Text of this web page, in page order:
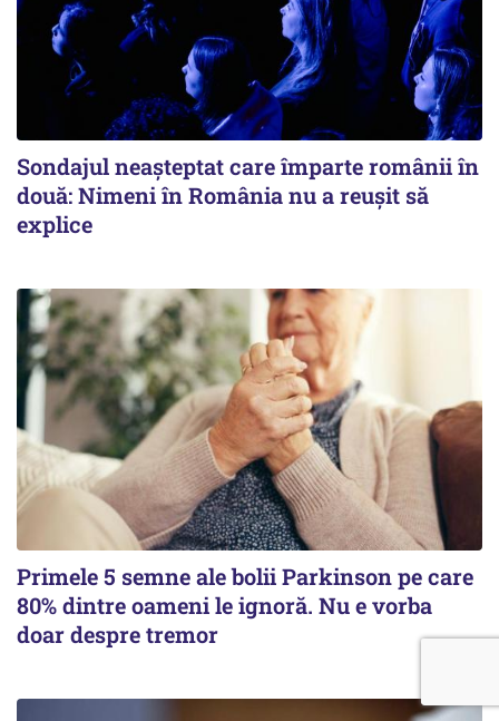
Sondajul neașteptat care împarte românii în
două: Nimeni în România nu a reușit să
explice
Primele 5 semne ale bolii Parkinson pe care
80% dintre oameni le ignoră. Nu e vorba
doar despre tremor